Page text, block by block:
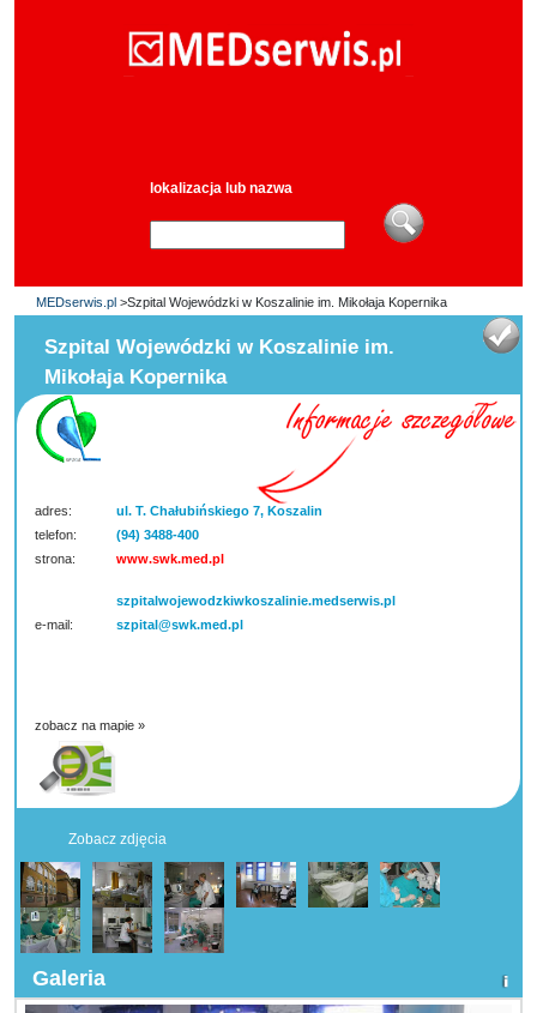
lokalizacja lub nazwa
MEDserwis.pl >Szpital Wojewódzki w Koszalinie im. Mikołaja Kopernika
Szpital Wojewódzki w Koszalinie im.
Mikołaja Kopernika
adres:
ul. T. Chałubińskiego 7, Koszalin
telefon:
(94) 3488-400
strona:
www.swk.med.pl
szpitalwojewodzkiwkoszalinie.medserwis.pl
e-mail:
szpital@swk.med.pl
zobacz na mapie »
Zobacz zdjęcia
Galeria